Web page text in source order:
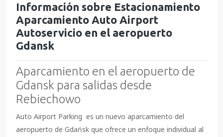
Información sobre Estacionamiento
Aparcamiento Auto Airport
Autoservicio en el aeropuerto
Gdansk
Aparcamiento en el aeropuerto de
Gdansk para salidas desde
Rebiechowo
Auto Airport Parking es un nuevo aparcamiento del
aeropuerto de Gdańsk que ofrece un enfoque individual al